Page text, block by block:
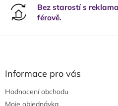
Bez starostí s
férově.
Informace pro vás
Hodnocení obchodu
Moje objednávka